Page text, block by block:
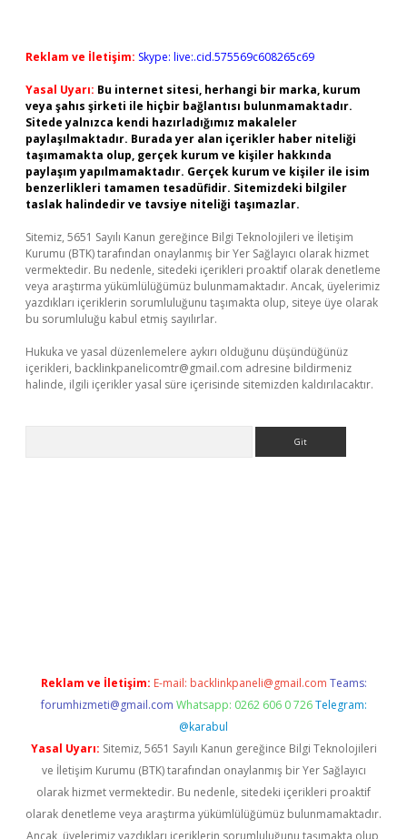
Reklam ve İletişim: Skype: live:.cid.575569c608265c69
Yasal Uyarı: Bu internet sitesi, herhangi bir marka, kurum
veya şahıs şirketi ile hiçbir bağlantısı bulunmamaktadır.
Sitede yalnızca kendi hazırladığımız makaleler
paylaşılmaktadır. Burada yer alan içerikler haber niteliği
taşımamakta olup, gerçek kurum ve kişiler hakkında
paylaşım yapılmamaktadır. Gerçek kurum ve kişiler ile isim
benzerlikleri tamamen tesadüfidir. Sitemizdeki bilgiler
taslak halindedir ve tavsiye niteliği taşımazlar.
Sitemiz, 5651 Sayılı Kanun gereğince Bilgi Teknolojileri ve İletişim
Kurumu (BTK) tarafından onaylanmış bir Yer Sağlayıcı olarak hizmet
vermektedir. Bu nedenle, sitedeki içerikleri proaktif olarak denetleme
veya araştırma yükümlülüğümüz bulunmamaktadır. Ancak, üyelerimiz
yazdıkları içeriklerin sorumluluğunu taşımakta olup, siteye üye olarak
bu sorumluluğu kabul etmiş sayılırlar.
Hukuka ve yasal düzenlemelere aykırı olduğunu düşündüğünüz
içerikleri, backlinkpanelicomtr@gmail.com adresine bildirmeniz
halinde, ilgili içerikler yasal süre içerisinde sitemizden kaldırılacaktır.
Reklam ve İletişim: E-mail: backlinkpaneli@gmail.com Teams:
forumhizmeti@gmail.com Whatsapp: 0262 606 0 726 Telegram:
@karabul
Yasal Uyarı: Sitemiz, 5651 Sayılı Kanun gereğince Bilgi Teknolojileri
ve İletişim Kurumu (BTK) tarafından onaylanmış bir Yer Sağlayıcı
olarak hizmet vermektedir. Bu nedenle, sitedeki içerikleri proaktif
olarak denetleme veya araştırma yükümlülüğümüz bulunmamaktadır.
Ancak, üyelerimiz yazdıkları içeriklerin sorumluluğunu taşımakta olup,